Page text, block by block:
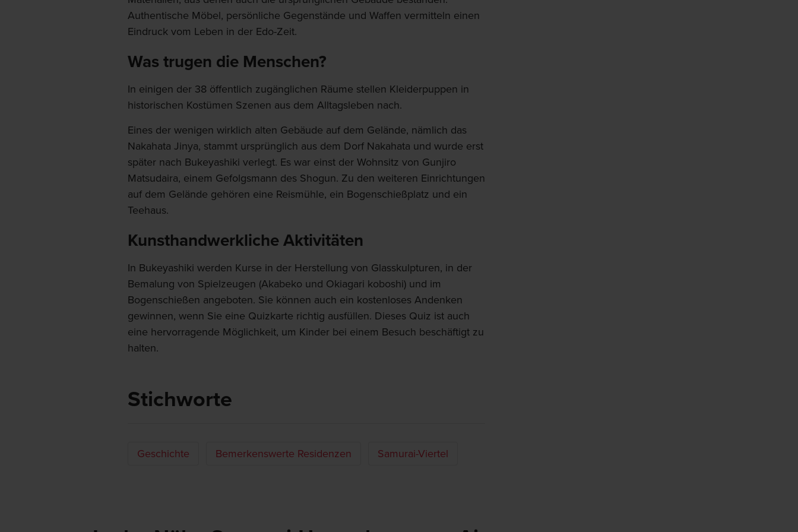
Authentische Möbel, persönliche Gegenstände und Waffen vermitteln einen
Eindruck vom Leben in der Edo-Zeit.
Was trugen die Menschen?
In einigen der 38 öffentlich zugänglichen Räume stellen Kleiderpuppen in
historischen Kostümen Szenen aus dem Alltagsleben nach.
Eines der wenigen wirklich alten Gebäude auf dem Gelände, nämlich das
Nakahata Jinya, stammt ursprünglich aus dem Dorf Nakahata und wurde erst
später nach Bukeyashiki verlegt. Es war einst der Wohnsitz von Gunjiro
Matsudaira, einem Gefolgsmann des Shogun. Zu den weiteren Einrichtungen
auf dem Gelände gehören eine Reismühle, ein Bogenschießplatz und ein
Teehaus.
Kunsthandwerkliche Aktivitäten
In Bukeyashiki werden Kurse in der Herstellung von Glasskulpturen, in der
Bemalung von Spielzeugen (Akabeko und Okiagari koboshi) und im
Bogenschießen angeboten. Sie können auch ein kostenloses Andenken
gewinnen, wenn Sie eine Quizkarte richtig ausfüllen. Dieses Quiz ist auch
eine hervorragende Möglichkeit, um Kinder bei einem Besuch beschäftigt zu
halten.
Stichworte
Geschichte Bemerkenswerte Residenzen Samurai-Viertel